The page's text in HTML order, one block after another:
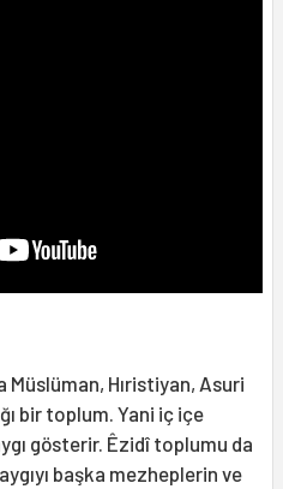
Müslüman, Hıristiyan, Asuri
bir toplum. Yani iç içe
gösterir. Êzidî toplumu da
başka mezheplerin ve